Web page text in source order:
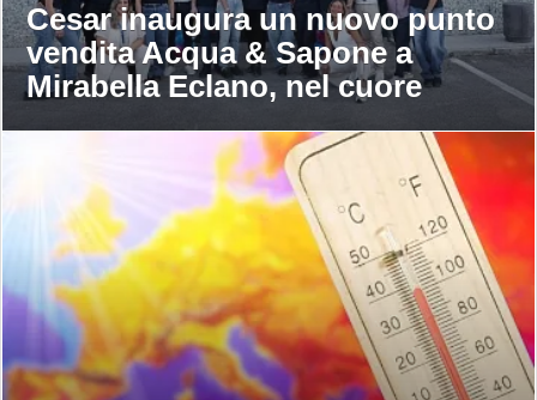
Cesar inaugura un nuovo punto
vendita Acqua & Sapone a
Mirabella Eclano, nel cuore